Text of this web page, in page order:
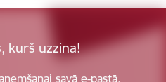
kurš uzzina!
savā e-pastā.